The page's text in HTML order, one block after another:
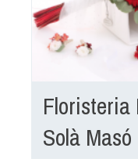
Floristeria
Solà Masó